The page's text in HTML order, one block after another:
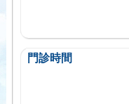
門診時間